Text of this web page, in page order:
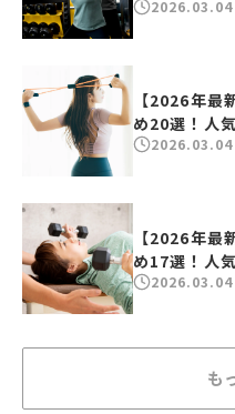
2026.03.04
【2026年最
め20選！人
2026.03.04
【2026年最
め17選！人
2026.03.04
も